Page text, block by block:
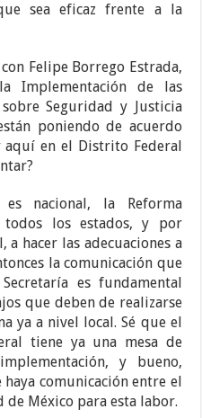
sea eficaz frente a la
Felipe Borrego Estrada,
Implementación de las
Seguridad y Justicia
poniendo de acuerdo
en el Distrito Federal
nacional, la Reforma
todos los estados, y por
hacer las adecuaciones a
la comunicación que
es fundamental
que deben de realizarse
ya a nivel local. Sé que el
tiene ya una mesa de
y bueno,
comunicación entre el
México para esta labor.